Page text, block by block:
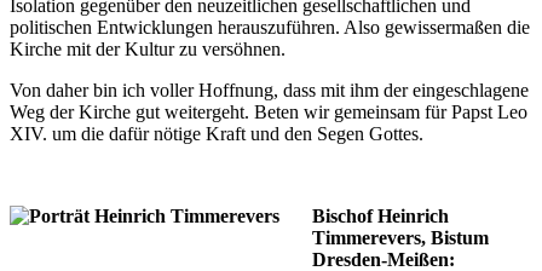
Isolation gegenüber den neuzeitlichen gesellschaftlichen und
politischen Entwicklungen herauszuführen. Also gewissermaßen die
Kirche mit der Kultur zu versöhnen.
Von daher bin ich voller Hoffnung, dass mit ihm der eingeschlagene
Weg der Kirche gut weitergeht. Beten wir gemeinsam für Papst Leo
XIV. um die dafür nötige Kraft und den Segen Gottes.
Bischof Heinrich
Timmerevers, Bistum
Dresden-Meißen: